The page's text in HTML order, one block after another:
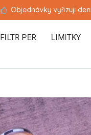
Objednávky vyřizuji
FILTR PER LIMITKY